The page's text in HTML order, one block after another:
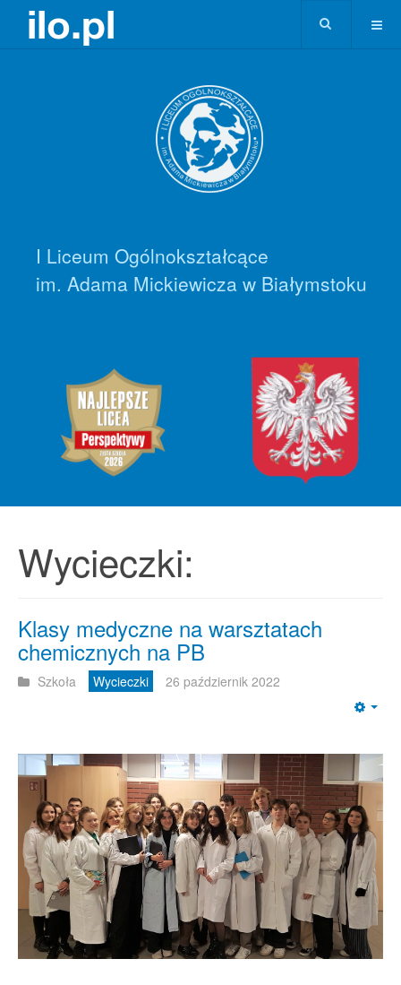
I Liceum Ogólnokształcące
im. Adama Mickiewicza w Białymstoku
Wycieczki:
Klasy medyczne na warsztatach
chemicznych na PB
Szkoła Wycieczki 26 październik 2022